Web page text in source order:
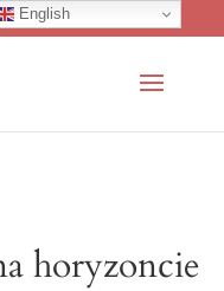
horyzoncie
English